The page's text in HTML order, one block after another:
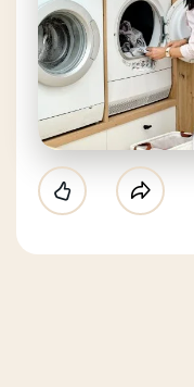
Like Partager